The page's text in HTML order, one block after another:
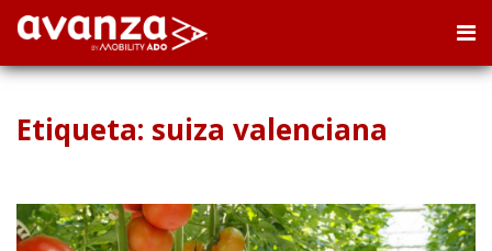
Etiqueta: suiza valenciana